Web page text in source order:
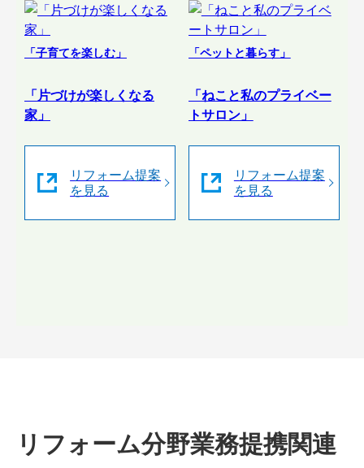
「子育てを楽しむ」
「片づけが楽しくなる
家」
リフォーム提案
を見る
「ペットと暮らす」
「ねこと私のプライベー
トサロン」
リフォーム提案
を見る
リフォーム分野業務提携関連